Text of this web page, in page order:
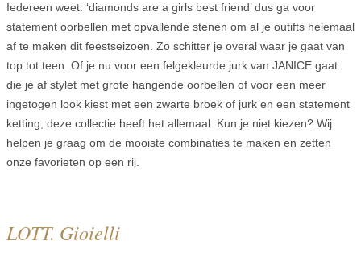
Iedereen weet: ‘diamonds are a girls best friend’ dus ga voor
statement oorbellen met opvallende stenen om al je outifts helemaal
af te maken dit feestseizoen. Zo schitter je overal waar je gaat van
top tot teen. Of je nu voor een felgekleurde jurk van JANICE gaat
die je af stylet met grote hangende oorbellen of voor een meer
ingetogen look kiest met een zwarte broek of jurk en een statement
ketting, deze collectie heeft het allemaal. Kun je niet kiezen? Wij
helpen je graag om de mooiste combinaties te maken en zetten
onze favorieten op een rij.
LOTT. Gioielli